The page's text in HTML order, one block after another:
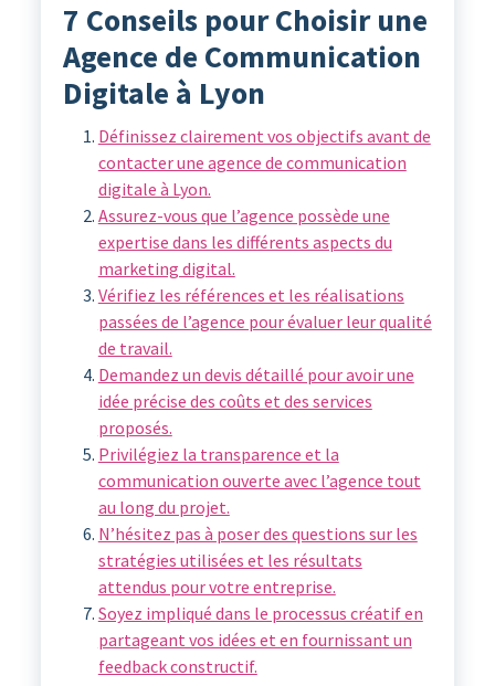
7 Conseils pour Choisir une
Agence de Communication
Digitale à Lyon
Définissez clairement vos objectifs avant de
contacter une agence de communication
digitale à Lyon.
Assurez-vous que l’agence possède une
expertise dans les différents aspects du
marketing digital.
Vérifiez les références et les réalisations
passées de l’agence pour évaluer leur qualité
de travail.
Demandez un devis détaillé pour avoir une
idée précise des coûts et des services
proposés.
Privilégiez la transparence et la
communication ouverte avec l’agence tout
au long du projet.
N’hésitez pas à poser des questions sur les
stratégies utilisées et les résultats
attendus pour votre entreprise.
Soyez impliqué dans le processus créatif en
partageant vos idées et en fournissant un
feedback constructif.